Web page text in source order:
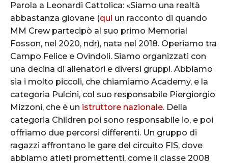
Parola a Leonardi Cattolica: «Siamo una realtà
abbastanza giovane (qui un racconto di quando
MM Crew partecipò al suo primo Memorial
Fosson, nel 2020, ndr), nata nel 2018. Operiamo tra
Campo Felice e Ovindoli. Siamo organizzati con
una decina di allenatori e diversi gruppi. Abbiamo
sia i molto piccoli, che chiamiamo Academy, e la
categoria Pulcini, col suo responsabile Piergiorgio
Mizzoni, che è un istruttore nazionale. Della
categoria Children poi sono responsabile io, e poi
offriamo due percorsi differenti. Un gruppo di
ragazzi affrontano le gare del circuito FIS, dove
abbiamo atleti promettenti, come il classe 2008